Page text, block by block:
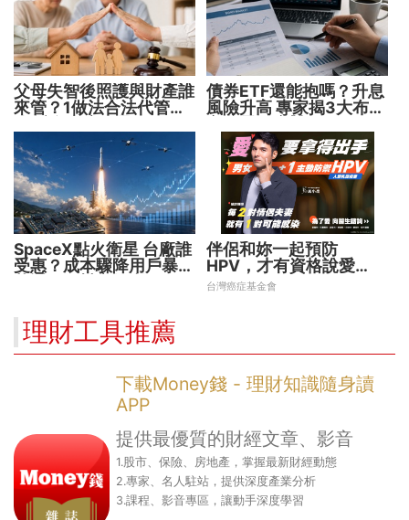
父母失智後照護與財產誰
來管？1做法合法代管財
債券ETF還能抱嗎？升息
風險升高 專家揭3大布局
SpaceX點火衛星 台廠誰
受惠？成本驟降用戶暴增
伴侶和妳一起預防
HPV，才有資格說愛
妳！
台灣癌症基金會
理財工具推薦
下載Money錢 - 理財知識隨身讀
APP
提供最優質的財經文章、影音
1.股市、保險、房地產，掌握最新財經動態
2.專家、名人駐站，提供深度產業分析
3.課程、影音專區，讓動手深度學習